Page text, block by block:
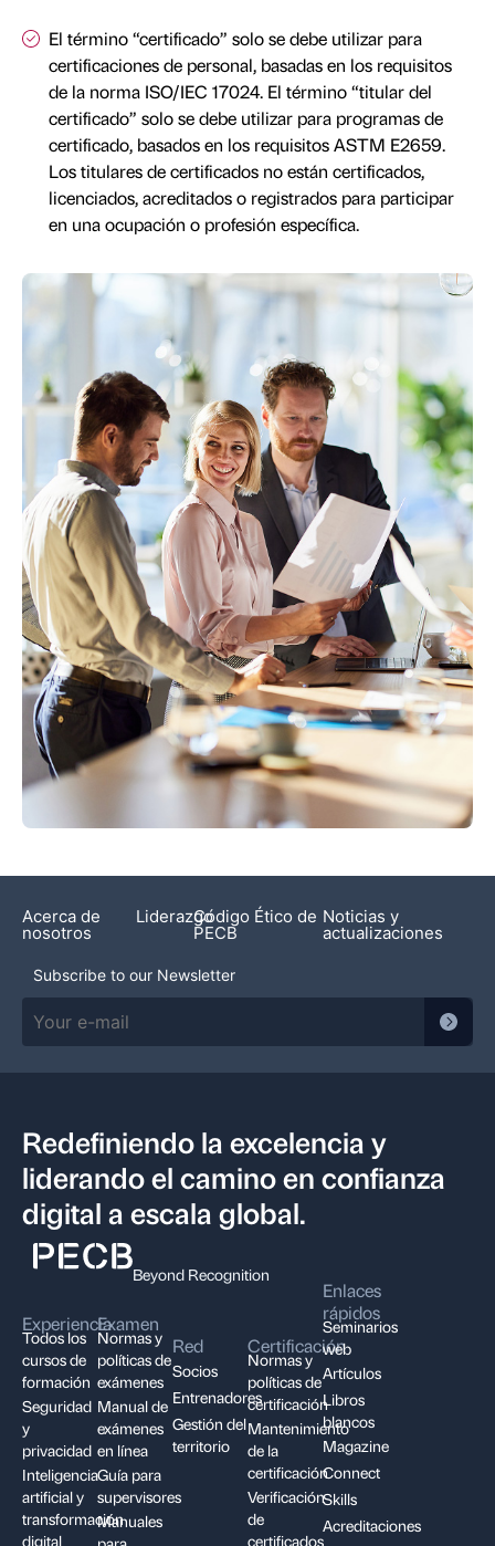
El término “certificado” solo se debe utilizar para
certificaciones de personal, basadas en los requisitos
de la norma ISO/IEC 17024. El término “titular del
certificado” solo se debe utilizar para programas de
certificado, basados en los requisitos ASTM E2659.
Los titulares de certificados no están certificados,
licenciados, acreditados o registrados para participar
en una ocupación o profesión específica.
Acerca de
nosotros
LiderazgoCódigo Ético de
PECB
Noticias y
actualizaciones
Subscribe to our Newsletter
Redefiniendo la excelencia y
liderando el camino en confianza
digital a escala global.
Beyond Recognition
Experiencia
Todos los
cursos de
formación
Seguridad
y
privacidad
Inteligencia
artificial y
transformación
digital
Examen
Normas y
políticas de
exámenes
Manual de
exámenes
en línea
Guía para
supervisores
Manuales
Red
Socios
Entrenadores
Gestión del
territorio
Certificación
Normas y
políticas de
certificación
Mantenimiento
de la
certificación
Verificación
de
certificados
Enlaces
rápidos
Seminarios
web
Artículos
Libros
blancos
Magazine
Connect
Skills
Acreditaciones